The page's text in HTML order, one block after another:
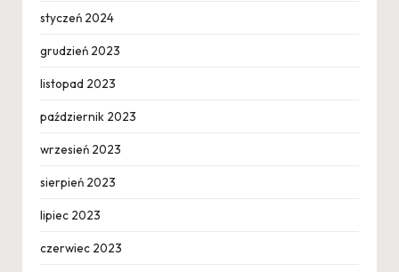
styczeń 2024
grudzień 2023
listopad 2023
październik 2023
wrzesień 2023
sierpień 2023
lipiec 2023
czerwiec 2023